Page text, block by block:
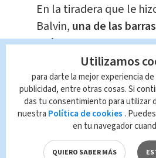
En la tiradera que le
Balvin, una de las
tiró fue que el
su dinero y los
acompañan, cabe
puertorriqueño
discurso
condiciones para sus
Puerto Rico.
Utilizamos
para darte la mejor experiencia
publicidad, entre otras cosas. Si
das tu consentimiento para utilizar
nuestra Política de cookies .
en tu navegador
QUIERO SABER MÁS